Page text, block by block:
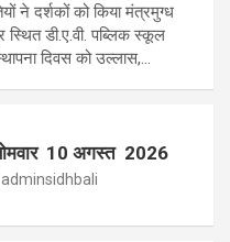
ने दर्शकों को किया मंत्रमुग्ध
स्थित डी.ए.वी. पब्लिक स्कूल
दिवस को उल्लास,…
10 अगस्त 2026
adminsidhbali